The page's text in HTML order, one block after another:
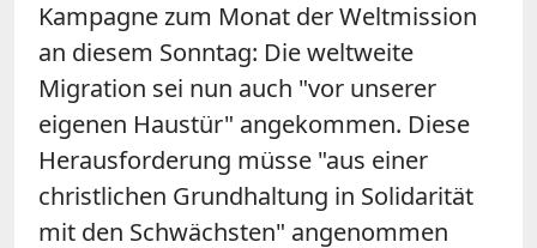
Kampagne zum Monat der Weltmission
an diesem Sonntag: Die weltweite
Migration sei nun auch "vor unserer
eigenen Haustür" angekommen. Diese
Herausforderung müsse "aus einer
christlichen Grundhaltung in Solidarität
mit den Schwächsten" angenommen